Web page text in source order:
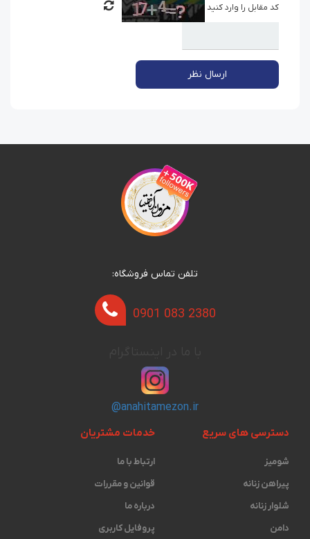
کد مقابل را وارد کنید
ارسال نظر
تلفن تماس فروشگاه:
0901 083 2380
@anahitamezon.ir
دسترسی های سریع
شومیز
پیراهن زنانه
شلوار زنانه
دامن
خدمات مشتریان
ارتباط با ما
قوانین و مقررات
درباره ما
پروفایل کاربری